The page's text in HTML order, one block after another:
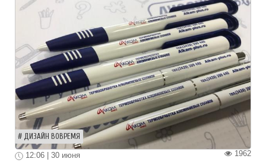
ДИЗАЙН ВОВРЕМЯ
1962
12:06 | 30 июня